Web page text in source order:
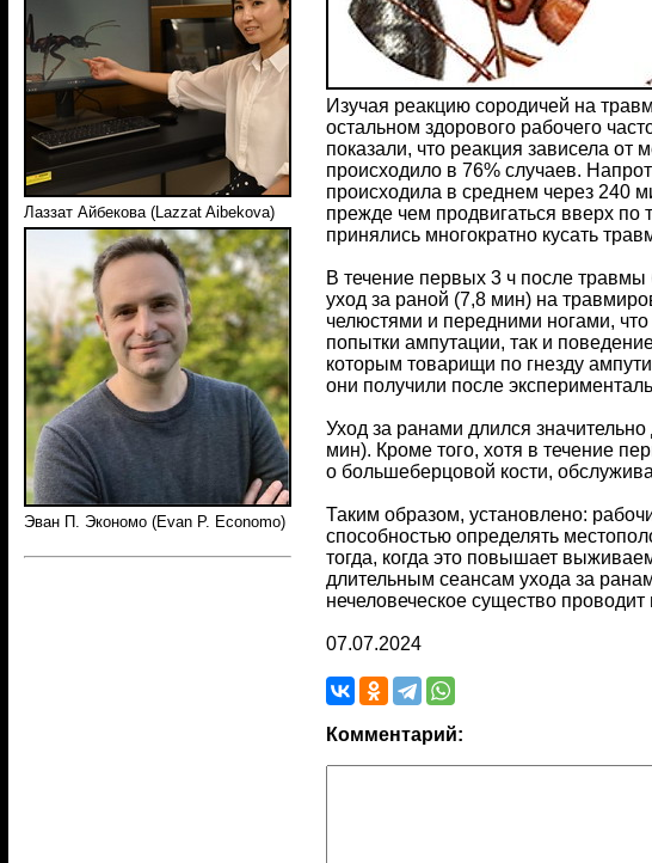
Лаззат Айбекова (Lazzat Aibekova)
Эван П. Экономо (Evan P. Economo)
Изучая реакцию сородичей на
остальном здорового рабочего
показали, что реакция зависела
происходило в 76% случаев.
происходила в среднем через 240
прежде чем продвигаться вверх по
принялись многократно кусать
В течение первых 3 ч после
уход за раной (7,8 мин) на
челюстями и передними ногами,
попытки ампутации, так и
которым товарищи по гнезду
они получили после
Уход за ранами длился
мин). Кроме того, хотя в течение
о большеберцовой кости,
Таким образом, установлено:
способностью определять
тогда, когда это повышает
длительным сеансам ухода за
нечеловеческое существо
07.07.2024
Комментарий: